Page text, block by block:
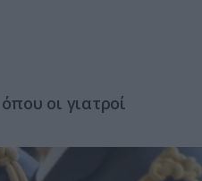
οι γιατροί